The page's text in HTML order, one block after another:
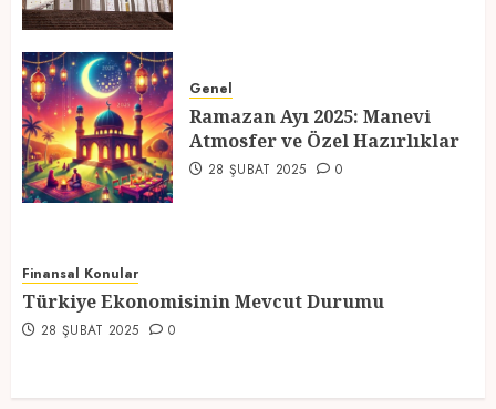
5
Atmosfer ve Özel Hazırlıklar
28 ŞUBAT 2025 0
Genel
Ramazan Ayı 2025: Manevi
Atmosfer ve Özel Hazırlıklar
28 ŞUBAT 2025 0
Finansal Konular
Türkiye Ekonomisinin Mevcut Durumu
28 ŞUBAT 2025 0